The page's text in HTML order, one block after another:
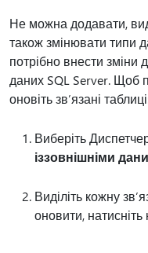
Не можна додавати,
також змінювати типи
потрібно внести зміни
даних SQL Server. Щоб
оновіть зв’язані
Виберіть
іззовнішніми
Виділіть кожну
оновити, натисніть